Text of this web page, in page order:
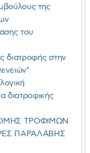
της
του
διατροφής στην
διατροφικής
ΤΡΟΦΙΜΩΝ
ΠΑΡΑΛΑΒΗΣ